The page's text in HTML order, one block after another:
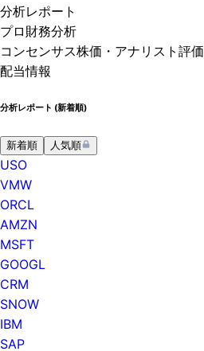
分析レポート
プロ 財務分析
コンセンサス株価 ・アナリスト評価
配当情報
分析レポート (新着順)
新着順 人気順
USO
VMW
ORCL
AMZN
MSFT
GOOGL
CRM
SNOW
IBM
SAP